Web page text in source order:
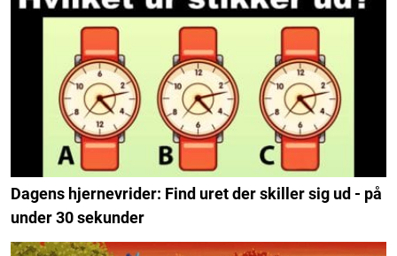
Dagens hjernevrider: Find uret der skiller sig ud - på
under 30 sekunder